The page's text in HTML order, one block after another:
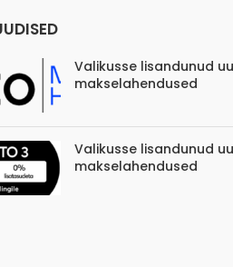
Valikusse lisandunud
makselahendused
Valikusse lisandunud
makselahendused